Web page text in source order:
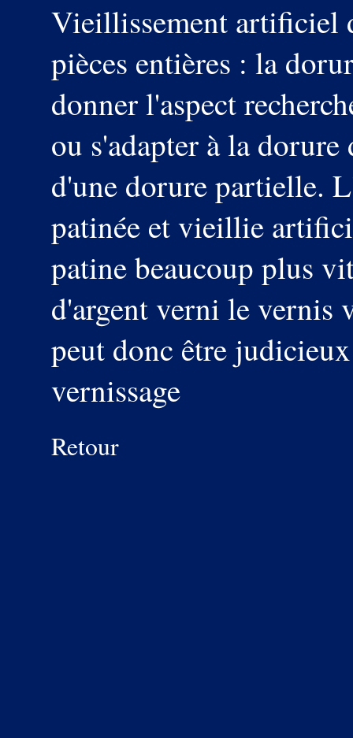
Vieillissement artificiel
pièces entières : la
donner l'aspect
ou s'adapter à la
d'une dorure partielle.
patinée et vieillie
patine beaucoup plus
d'argent verni le vernis
peut donc être
vernissage
Retour